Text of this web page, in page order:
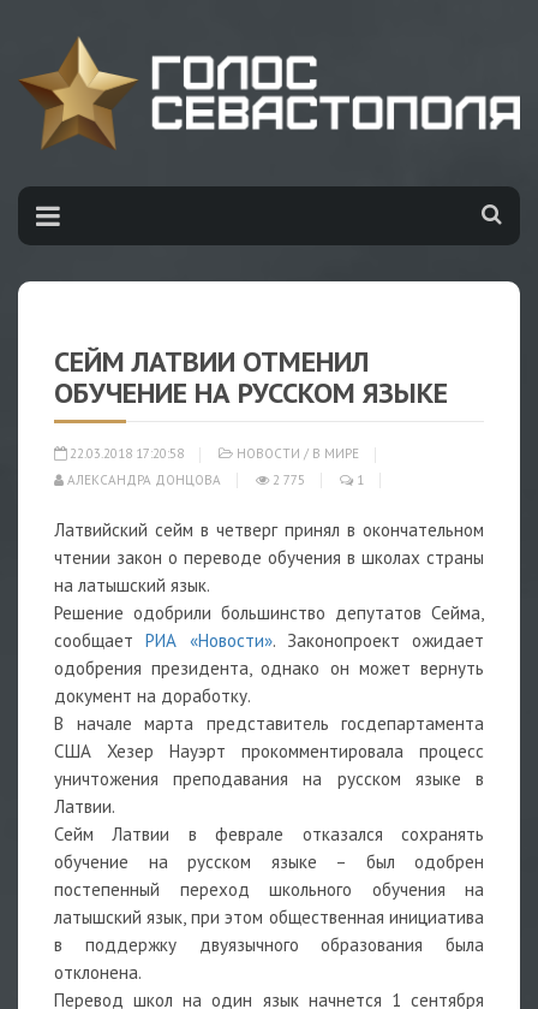
СЕЙМ ЛАТВИИ ОТМЕНИЛ
ОБУЧЕНИЕ НА РУССКОМ ЯЗЫКЕ
22.03.2018 17:20:58 НОВОСТИ / В МИРЕ
АЛЕКСАНДРА ДОНЦОВА
2 775 1
Латвийский сейм в четверг принял в окончательном
чтении закон о переводе обучения в школах страны
на латышский язык.
Решение одобрили большинство депутатов Сейма,
сообщаетРИА «Новости». Законопроект ожидает
одобрения президента, однако он может вернуть
документ на доработку.
В начале марта представитель госдепартамента
США Хезер Науэрт прокомментировала процесс
уничтожения преподавания на русском языке в
Латвии.
Сейм Латвии в феврале отказался сохранять
обучение на русском языке – был одобрен
постепенный переход школьного обучения на
латышский язык, при этом общественная инициатива
в поддержку двуязычного образования была
отклонена.
Перевод школ на один язык начнется 1 сентября